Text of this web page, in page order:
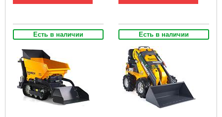
Есть в наличии Есть в наличии